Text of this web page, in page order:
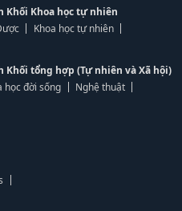
Khối Khoa học tự nhiên
Khoa học tự nhiên
Khối tổng hợp (Tự nhiên và Xã hội)
học đời sống
Nghệ thuật